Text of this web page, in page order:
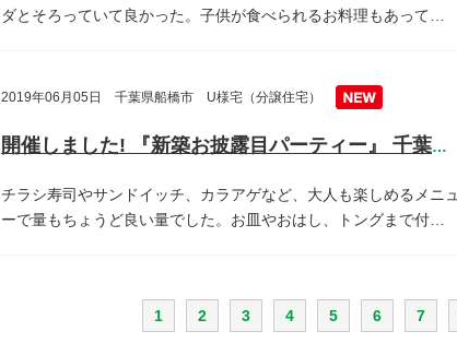
ダとそろっていて良かった。子供が食べられるお料理もあって…
2019年06月05日 千葉県船橋市 U様宅（分譲住宅）
開催しました! 『新築お披露目パーティー』 千葉県船橋市 U様宅
チラシ寿司やサンドイッチ、カラアゲなど、大人も楽しめるメニュ
ーで量もちょうど良い量でした。お皿やおはし、トングまで付…
1 2 3 4 5 6 7